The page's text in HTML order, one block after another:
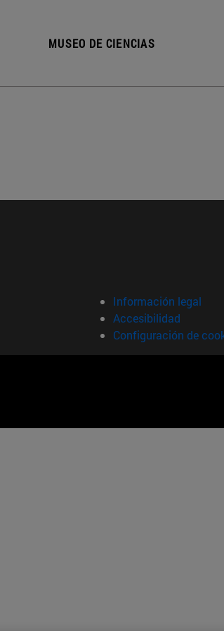
MUSEO DE CIENCIAS
Información legal
Accesibilidad
Configuración de